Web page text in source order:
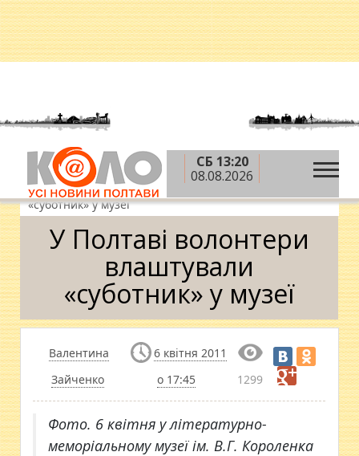
СБ 13:20
08.08.2026
Головна » Новини » Відпочинок і дозвілля »
Дозвілля »У Полтаві волонтери влаштували
«суботник» у музеї
У Полтаві волонтери
влаштували
«суботник» у музеї
Валентина
Зайченко
6 квітня 2011
о 17:45
1299
Фото. 6 квітня у літературно-
меморіальному музеї ім. В.Г. Короленка